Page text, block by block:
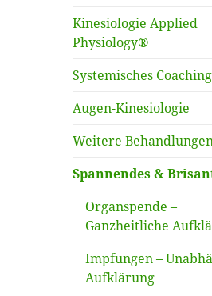
Kinesiologie Applied
Physiology®
Systemisches Coaching
Augen-Kinesiologie
Weitere
Spannendes &
Organspende –
Ganzheitliche
Impfungen –
Aufklärung